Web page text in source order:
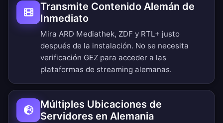
Transmite Contenido Alemán de
Inmediato
Mira ARD Mediathek, ZDF y RTL+ justo
después de la instalación. No se necesita
verificación GEZ para acceder a las
plataformas de streaming alemanas.
Múltiples Ubicaciones de
Servidores en Alemania